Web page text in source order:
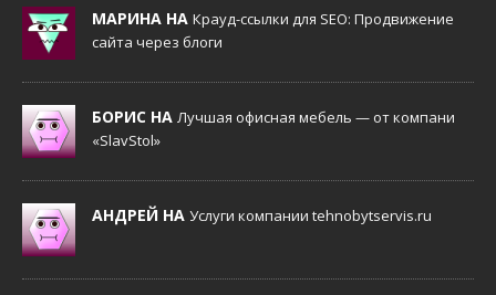
МАРИНА НА Крауд-ссылки для SEO: Продвижение
сайта через блоги
БОРИС НА Лучшая офисная мебель — от компани
«SlavStol»
АНДРЕЙ НА Услуги компании tehnobytservis.ru